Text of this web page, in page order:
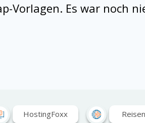
Vorlagen. Es war noch
HostingFoxx